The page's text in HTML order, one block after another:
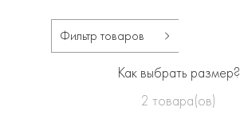
Фильтр товаров
Как выбрать размер?
2 товара(ов)